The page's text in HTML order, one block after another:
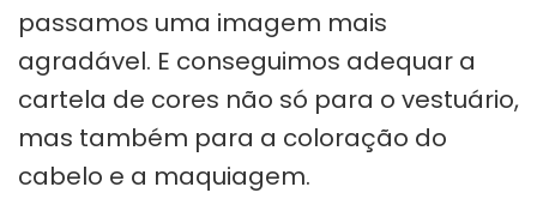
passamos uma imagem mais
agradável. E conseguimos adequar a
cartela de cores não só para o vestuário,
mas também para a coloração do
cabelo e a maquiagem.